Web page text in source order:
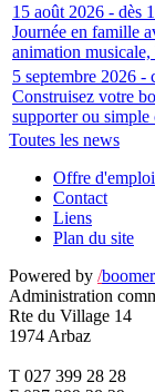
15 août 2026 - dès
Journée en famille
animation
5 septembre 2026 -
Construisez votre
supporter ou
Toutes les news
Offre d'emploi
Contact
Liens
Plan du site
Powered by /
Administration
Rte du Village 14
1974 Arbaz
T 027 399 28 28